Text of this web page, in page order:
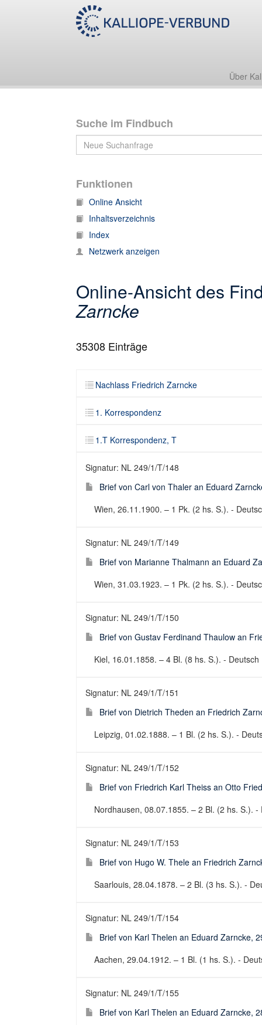
Über
Suche im Findbuch
Funktionen
Online Ansicht
Inhaltsverzeichnis
Index
Netzwerk anzeigen
Online-Ansicht des
Zarncke
35308 Einträge
Nachlass Friedrich Zarncke
1. Korrespondenz
Nachlass Friedrich Zarncke
1. Korrespondenz
1.T Korrespondenz, T
Signatur: NL 249/1/T/148
Brief von Carl von Thaler an Eduard
Wien, 26.11.1900. – 1 Pk. (2 hs. S.). -
Signatur: NL 249/1/T/149
Brief von Marianne Thalmann an Eduard
Wien, 31.03.1923. – 1 Pk. (2 hs. S.). -
Signatur: NL 249/1/T/150
Brief von Gustav Ferdinand Thaulow an
Kiel, 16.01.1858. – 4 Bl. (8 hs. S.). -
Signatur: NL 249/1/T/151
Brief von Dietrich Theden an Friedrich
Leipzig, 01.02.1888. – 1 Bl. (2 hs. S.). -
Signatur: NL 249/1/T/152
Brief von Friedrich Karl Theiss an Otto
Nordhausen, 08.07.1855. – 2 Bl. (2 hs. S.).
Signatur: NL 249/1/T/153
Brief von Hugo W. Thele an Friedrich
Saarlouis, 28.04.1878. – 2 Bl. (3 hs. S.). -
Signatur: NL 249/1/T/154
Brief von Karl Thelen an Eduard Zarncke,
Aachen, 29.04.1912. – 1 Bl. (1 hs. S.). -
Signatur: NL 249/1/T/155
Brief von Karl Thelen an Eduard Zarncke,